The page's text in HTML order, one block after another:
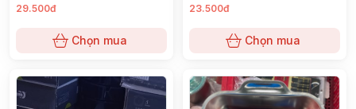
29.500đ
Chọn mua
23.500đ
Chọn mua